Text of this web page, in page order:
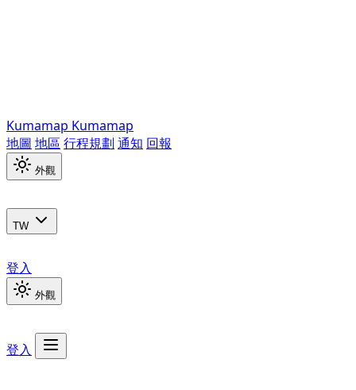
Kumamap Kumamap
地圖 地區 行程規劃 通知 回報
外觀
TW
登入
外觀
登入